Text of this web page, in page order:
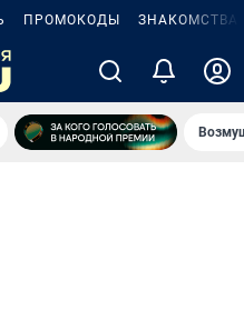
ПРОМОКОДЫ ЗНАКОМСТВА